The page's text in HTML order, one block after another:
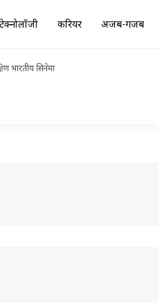
टेक्नोलॉजी करियर अजब-गजब
भारतीय सिनेमा